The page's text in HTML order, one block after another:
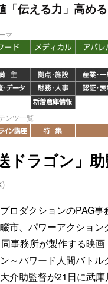
「伝える力」高め
マ
ンツ一覧
ドラゴン」
)
ロダクションのPAG事
市、パワーアクション
事務所が製作する映画
～パワード人間バトル
介助監督が21日に武庫